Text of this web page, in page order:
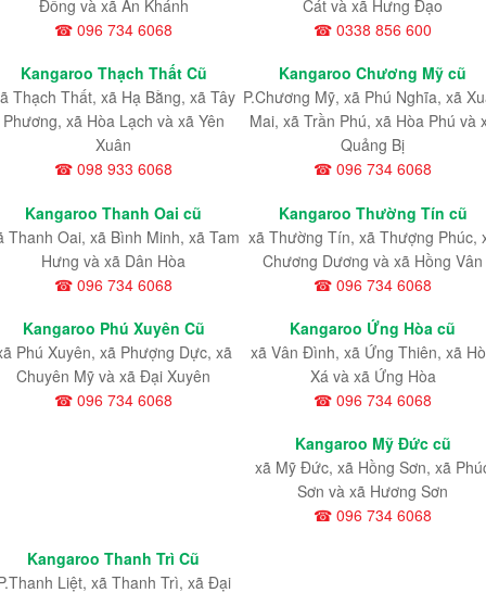
Đồng và xã An Khánh
☎ 096 734 6068
Cát và xã Hưng Đạo
☎ 0338 856 600
Kangaroo Thạch Thất Cũ
Thạch Thất, xã Hạ Bằng, xã Tây
Phương, xã Hòa Lạch và xã Yên
Xuân
☎ 098 933 6068
Kangaroo Chương Mỹ cũ
P.Chương Mỹ, xã Phú Nghĩa, xã
Mai, xã Trần Phú, xã Hòa Phú và
Quảng Bị
☎ 096 734 6068
Kangaroo Thanh Oai cũ
Thanh Oai, xã Bình Minh, xã Tam
Hưng và xã Dân Hòa
☎ 096 734 6068
Kangaroo Thường Tín cũ
xã Thường Tín, xã Thượng Phúc,
Chương Dương và xã Hồng Vân
☎ 096 734 6068
Kangaroo Phú Xuyên Cũ
Phú Xuyên, xã Phượng Dực, xã
Chuyên Mỹ và xã Đại Xuyên
☎ 096 734 6068
Kangaroo Ứng Hòa cũ
xã Vân Đình, xã Ứng Thiên, xã
Xá và xã Ứng Hòa
☎ 096 734 6068
Kangaroo Mỹ Đức cũ
xã Mỹ Đức, xã Hồng Sơn, xã
Sơn và xã Hương Sơn
☎ 096 734 6068
Kangaroo Thanh Trì Cũ
Liệt, xã Thanh Trì, xã Đại